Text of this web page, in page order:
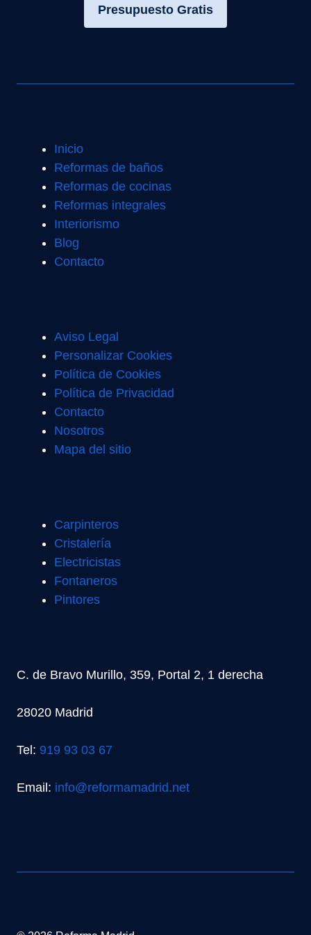
Presupuesto Gratis
Inicio
Reformas de baños
Reformas de cocinas
Reformas integrales
Interiorismo
Blog
Contacto
Aviso Legal
Personalizar Cookies
Política de Cookies
Política de Privacidad
Contacto
Nosotros
Mapa del sitio
Carpinteros
Cristalería
Electricistas
Fontaneros
Pintores
C. de Bravo Murillo, 359, Portal 2, 1 derecha
28020 Madrid
Tel: 919 93 03 67
Email: info@reformamadrid.net